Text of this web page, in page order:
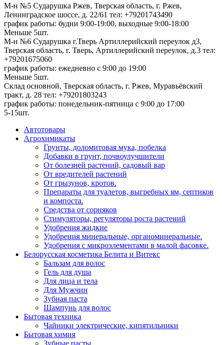
М-н №5 Сударушка Ржев, Тверская область, г. Ржев,
Ленинградское шоссе, д. 22/61 тел: +79201743490
график работы: будни 9:00-19:00, выходные 9:00-18:00
Меньше 5шт.
М-н №6 Сударушка г.Тверь Артиллерийский переулок д3,
Тверская область, г. Тверь, Артиллерийский переулок, д.3 тел:
+79201675060
график работы: ежедневно с 9:00 до 19:00
Меньше 5шт.
Склад основной, Тверская область, г. Ржев, Муравьёвский
тракт, д. 28 тел: +79201803243
график работы: понедельник-пятница с 9:00 до 17:00
5-15шт.
Автотовары
Агрохимикаты
Грунты, доломитовая мука, побелка
Добавки в грунт, почвоулучшители
От болезней растений, садовый вар
От вредителей растений
От грызунов, кротов.
Препараты для туалетов, выгребных ям, септиков
и компоста.
Средства от сорняков
Стимуляторы, регуляторы роста растений
Удобрения жидкие
Удобрения минеральные, органоминеральные.
Удобрения с микроэлементами в малой фасовке.
Белорусская косметика Белита и Витекс
Бальзам для волос
Гель для душа
Для лица и тела
Для Мужчин
Зубная паста
Шампунь для волос
Бытовая техника
Чайники электрические, кипятильники
Бытовая химия